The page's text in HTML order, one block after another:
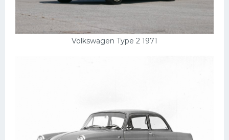
Volkswagen Type 2 1971